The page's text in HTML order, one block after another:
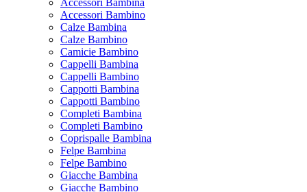
Accessori Bambina
Accessori Bambino
Calze Bambina
Calze Bambino
Camicie Bambino
Cappelli Bambina
Cappelli Bambino
Cappotti Bambina
Cappotti Bambino
Completi Bambina
Completi Bambino
Coprispalle Bambina
Felpe Bambina
Felpe Bambino
Giacche Bambina
Giacche Bambino